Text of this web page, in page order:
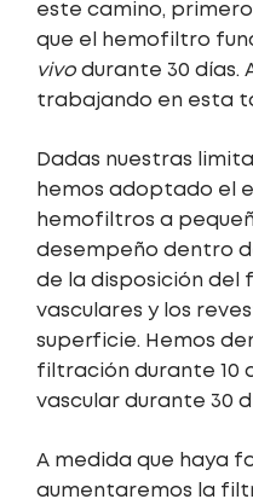
este camino,
que el hemofiltro
vivo durante 30 días.
trabajando en esta
Dadas nuestras
hemos adoptado el
hemofiltros a
desempeño dentro
de la disposición del
vasculares y los
superficie. Hemos
filtración durante 10
vascular durante 30
A medida que haya
aumentaremos la